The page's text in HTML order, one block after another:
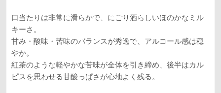
口当たりは非常に滑らかで、にごり酒らしいほのかなミル
キーさ。
甘み・酸味・苦味のバランスが秀逸で、アルコール感は穏
やか。
紅茶のような軽やかな苦味が全体を引き締め、後半はカル
ピスを思わせる甘酸っぱさが心地よく残る。